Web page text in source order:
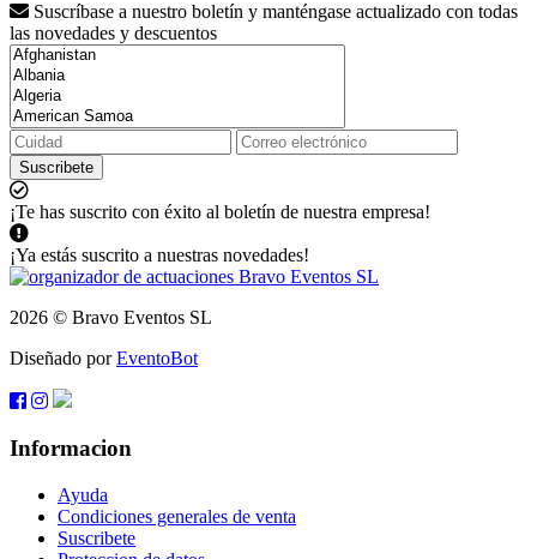
Suscríbase a nuestro boletín y manténgase actualizado con todas
las novedades y descuentos
Suscribete
¡Te has suscrito con éxito al boletín de nuestra empresa!
¡Ya estás suscrito a nuestras novedades!
2026 © Bravo Eventos SL
Diseñado porEventoBot
Informacion
Ayuda
Condiciones generales de venta
Suscribete